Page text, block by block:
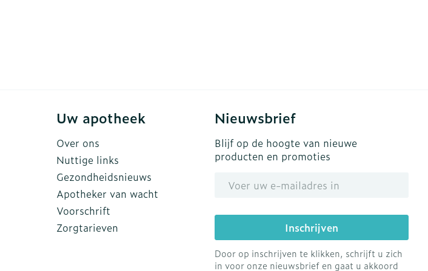
Uw apotheek
Over ons
Nuttige links
Gezondheidsnieuws
Apotheker van wacht
Voorschrift
Zorgtarieven
Nieuwsbrief
Blijf op de hoogte van nieuwe
producten en promoties
Inschrijven
Door op inschrijven te klikken, schrijft u zich
in voor onze nieuwsbrief en gaat u akkoord